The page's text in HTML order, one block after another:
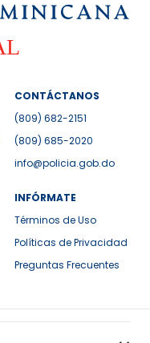
CONTÁCTANOS
(809) 682-2151
(809) 685-2020
info@policia.gob.do
INFÓRMATE
Términos de Uso
Políticas de Privacidad
Preguntas Frecuentes